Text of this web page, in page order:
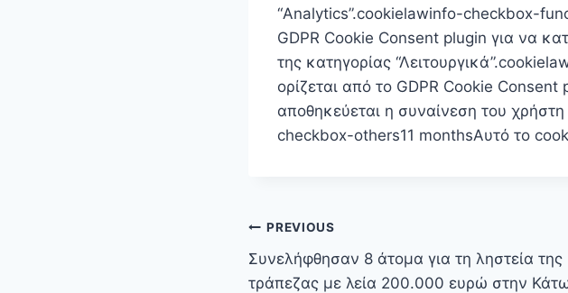
“Analytics”.cookielawinfo-checkbox-
GDPR Cookie Consent plugin για να
της κατηγορίας
ορίζεται από το GDPR Cookie Consent
αποθηκεύεται η συναίνεση του
checkbox-others11 monthsΑυτό το
Πλοήγηση
άρθρων
PREVIOUS
Συνελήφθησαν 8 άτομα για τη ληστεία της
τράπεζας με λεία 200.000 ευρώ στην